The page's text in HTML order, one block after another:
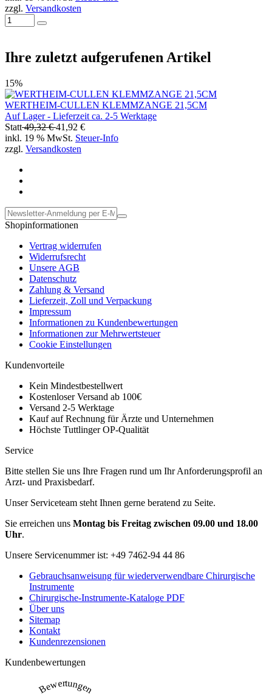
zzgl. Versandkosten
Ihre zuletzt aufgerufenen Artikel
15%
WERTHEIM-CULLEN KLEMMZANGE 21,5CM
Auf Lager - Lieferzeit ca. 2-5 Werktage
Statt49,32 €41,92 €
inkl. 19 % MwSt. Steuer-Info
zzgl. Versandkosten
Shopinformationen
Vertrag widerrufen
Widerrufsrecht
Unsere AGB
Datenschutz
Zahlung & Versand
Lieferzeit, Zoll und Verpackung
Impressum
Informationen zu Kundenbewertungen
Informationen zur Mehrwertsteuer
Cookie Einstellungen
Kundenvorteile
Kein Mindestbestellwert
Kostenloser Versand ab 100€
Versand 2-5 Werktage
Kauf auf Rechnung für Ärzte und Unternehmen
Höchste Tuttlinger OP-Qualität
Service
Bitte stellen Sie uns Ihre Fragen rund um Ihr Anforderungsprofil an
Arzt- und Praxisbedarf.
Unser Serviceteam steht Ihnen gerne beratend zu Seite.
Sie erreichen uns Montag bis Freitag zwischen 09.00 und 18.00
Uhr.
Unsere Servicenummer ist: +49 7462-94 44 86
Gebrauchsanweisung für wiederverwendbare Chirurgische
Instrumente
Chirurgische-Instrumente-Kataloge PDF
Über uns
Sitemap
Kontakt
Kundenrezensionen
Kundenbewertungen
Bewertungen